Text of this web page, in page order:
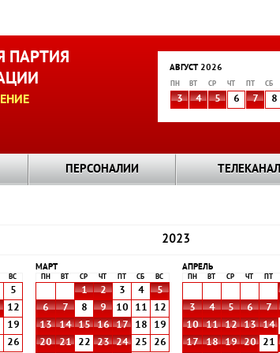
ПАРТИЯ
АВГУСТ 2026
ПН ВТ СР ЧТ СБ
3 4 5 6 7 8
ПЕРСОНАЛИИ ТЕЛЕКАНАЛ
2023
ВС
5
12
19
26
МАРТ
ПН ВТ СР ЧТ СБ ВС
1 2 3 4
5
6
7 8 9 10 11
12
13
14 15 16 17 18
19
20
21 22 23 24 25
26
АПРЕЛЬ
ПН ВТ СР ЧТ
3
4 5 6 7
10
11 12 13 14
17
18 19 20 21